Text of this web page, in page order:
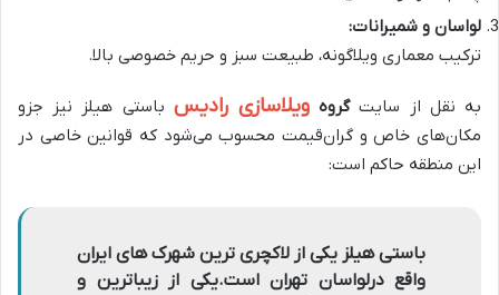
لواسان و شمیرانات:
ترکیب معماری ویلاگونه، طبیعت سبز و حریم خصوصی بالا.
به نقل از سایتگروه ویلاسازی رادیس باستی هیلز نیز جزو
مکان‌های خاص و گران‌قیمت محسوب می‌شود که قوانین خاصی در
این منطقه حاکم است:
باستی هیلز یکی از لاکچری ترین شهرک های ایران
واقع درلواسان تهران است.یکی از زیباترین و